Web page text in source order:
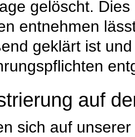
gelöscht.
entnehmen
geklärt ist
auf
sich auf